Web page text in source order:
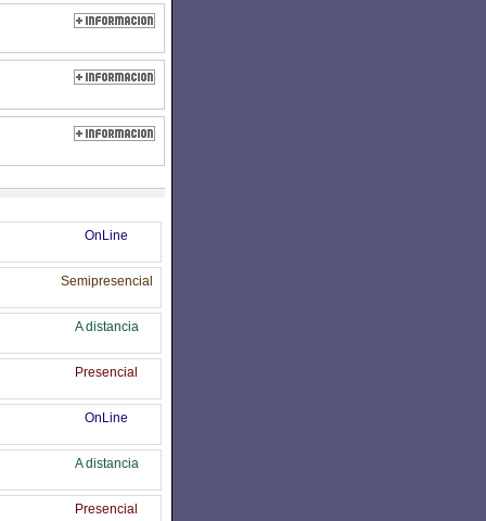
OnLine
Semipresencial
A distancia
Presencial
OnLine
A distancia
Presencial